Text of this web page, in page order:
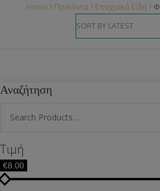
Home Προϊόντα Εποχιακά Είδη
Αναζήτηση
Τιμή
€8.00